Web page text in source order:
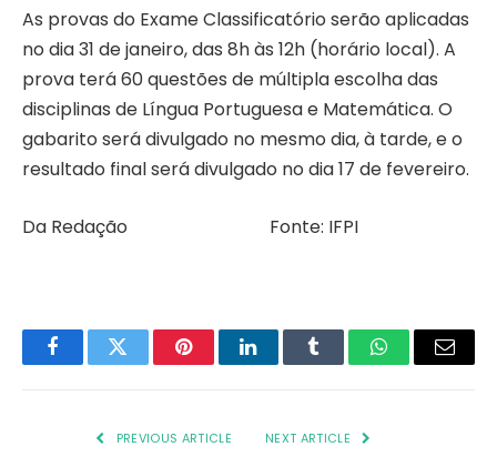
As provas do Exame Classificatório serão aplicadas
no dia 31 de janeiro, das 8h às 12h (horário local). A
prova terá 60 questões de múltipla escolha das
disciplinas de Língua Portuguesa e Matemática. O
gabarito será divulgado no mesmo dia, à tarde, e o
resultado final será divulgado no dia 17 de fevereiro.
Da Redação Fonte: IFPI
FacebookTwitter PinterestLinkedInTumblr WhatsAppEmail
PREVIOUS ARTICLE NEXT ARTICLE